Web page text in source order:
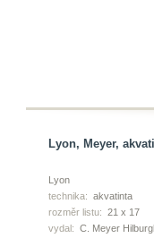
Lyon, Meyer,
Lyon
technika: akvatinta
rozměr listu: 21 x 17
vydal: C. Meyer